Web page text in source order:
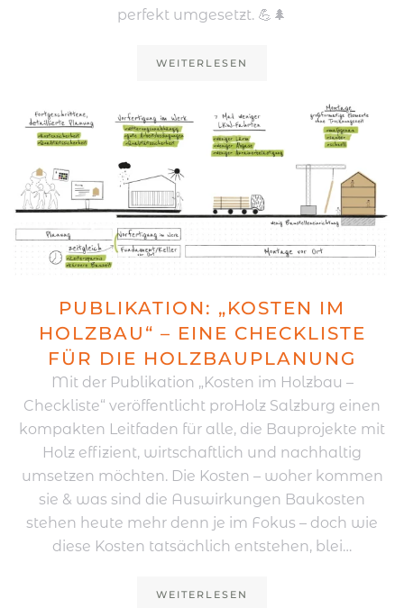
perfekt umgesetzt. 💪🌲
WEITERLESEN
PUBLIKATION: „KOSTEN IM
HOLZBAU“ – EINE CHECKLISTE
FÜR DIE HOLZBAUPLANUNG
Mit der Publikation „Kosten im Holzbau –
Checkliste“ veröffentlicht proHolz Salzburg einen
kompakten Leitfaden für alle, die Bauprojekte mit
Holz effizient, wirtschaftlich und nachhaltig
umsetzen möchten. Die Kosten – woher kommen
sie & was sind die Auswirkungen Baukosten
stehen heute mehr denn je im Fokus – doch wie
diese Kosten tatsächlich entstehen, blei…
WEITERLESEN